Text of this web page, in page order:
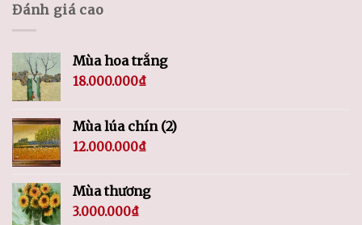
Đánh giá cao
Mùa hoa trắng
18.000.000₫
Mùa lúa chín (2)
12.000.000₫
Mùa thương
3.000.000₫